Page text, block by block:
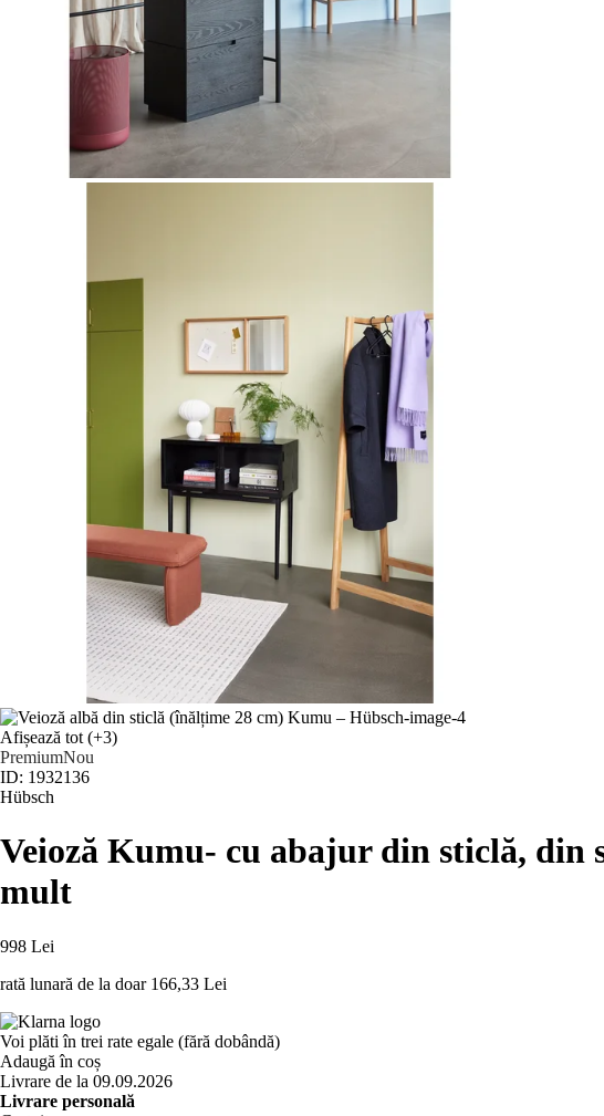
Afișează tot (+3)
PremiumNou
ID: 1932136
Hübsch
Veioză Kumu- cu abajur din sticlă, din
mult
998 Lei
rată lunară de la doar 166,33 Lei
Voi plăti în trei rate egale (fără dobândă)
Adaugă în coș
Livrare de la 09.09.2026
Livrare personală